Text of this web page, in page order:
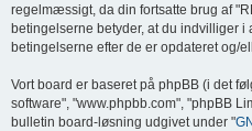
regelmæssigt, da din fortsatte brug af
betingelserne betyder, at du indvilliger
betingelserne efter de er opdateret og/
Vort board er baseret på phpBB (i det
software", "www.phpbb.com", "phpBB
bulletin board-løsning udgivet under "